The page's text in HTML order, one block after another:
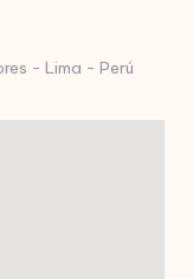
- Lima - Perú